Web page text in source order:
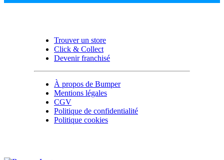
Trouver un store
Click & Collect
Devenir franchisé
À propos de Bumper
Mentions légales
CGV
Politique de confidentialité
Politique cookies